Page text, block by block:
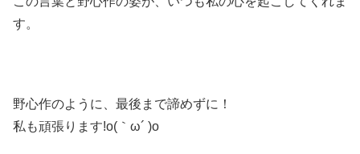
す。
野心作のように、最後まで諦めずに！
私も頑張ります!o(｀ω´ )o